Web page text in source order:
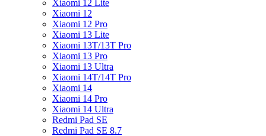
Xiaomi 12 Lite
Xiaomi 12
Xiaomi 12 Pro
Xiaomi 13 Lite
Xiaomi 13T/13T Pro
Xiaomi 13 Pro
Xiaomi 13 Ultra
Xiaomi 14T/14T Pro
Xiaomi 14
Xiaomi 14 Pro
Xiaomi 14 Ultra
Redmi Pad SE
Redmi Pad SE 8.7